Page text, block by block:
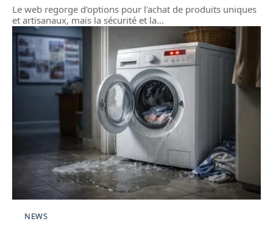
Le web regorge d'options pour l'achat de produits uniques
et artisanaux, mais la sécurité et la…
NEWS